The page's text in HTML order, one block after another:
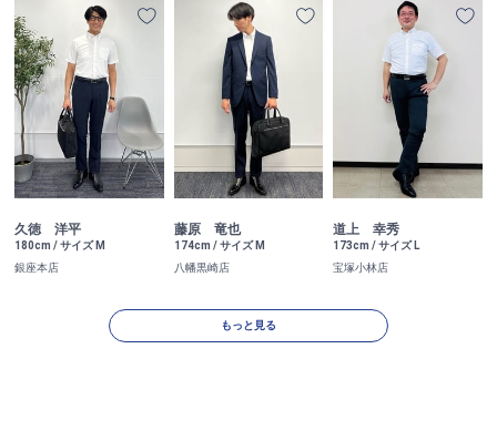
久徳 洋平
180cm / サイズ M
銀座本店
藤原 竜也
174cm / サイズ M
八幡黒崎店
道上 幸秀
173cm / サイズ L
宝塚小林店
もっと見る